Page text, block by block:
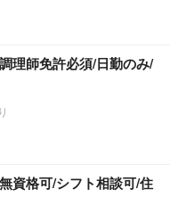
理師免許必須/日勤のみ/
資格可/シフト相談可/住